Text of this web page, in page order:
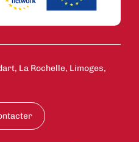
La Rochelle, Limoges,